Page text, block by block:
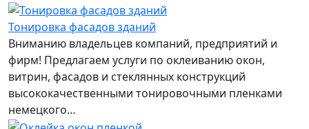
Тонировка фасадов зданий
Вниманию владельцев компаний, предприятий и
фирм! Предлагаем услуги по оклеиванию окон,
витрин, фасадов и стеклянных конструкций
высококачественными тонировочными пленками
немецкого…